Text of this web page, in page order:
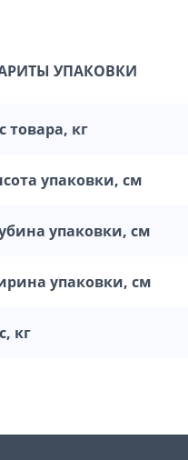
УПАКОВКИ
товара, кг
упаковки, см
упаковки, см
упаковки, см
кг